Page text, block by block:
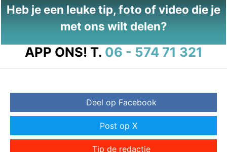
Heb je een leuke tip, foto of video die je
met ons wilt delen?
APP ONS! T. 06 - 574 71 321
Deel op Facebook
Post op X
Tip de redactie